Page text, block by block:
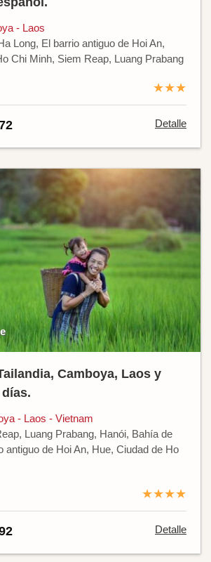
- Laos
Long, El barrio antiguo de Hoi An,
Chi Minh, Siem Reap, Luang Prabang
★★★
Detalle
Camboya, Laos y
- Laos - Vietnam
Luang Prabang, Hanói, Bahía de
antiguo de Hoi An, Hue, Ciudad de Ho
★★★★
Detalle